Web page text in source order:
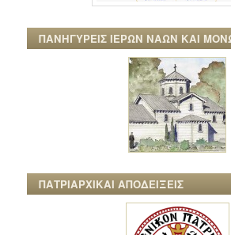
ΠΑΝΗΓΥΡΕΙΣ ΙΕΡΩΝ ΝΑΩΝ ΚΑΙ
ΠΑΤΡΙΑΡΧΙΚΑΙ ΑΠΟΔΕΙΞΕΙΣ